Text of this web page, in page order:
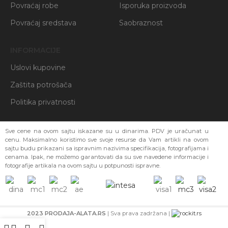
Povraćaj robe
Povraćaj sredstava
Isporuka proizvoda
Saobraznost
Uslovi kupovine
Zaštita potrošača
Politika privatnosti
Sve cene na ovom sajtu iskazane su u dinarima. PDV je uračunat u
cenu. Maksimalno koristimo sve svoje resurse da Vam artikli na ovom
sajtu budu prikazani sa ispravnim nazivima specifikacija, fotografijama i
cenama. Ipak, ne možemo garantovati da su sve navedene informacije i
fotografije artikala na ovom sajtu u potpunosti ispravne.
2023 PRODAJA-ALATA.RS | Sva prava zadržana |